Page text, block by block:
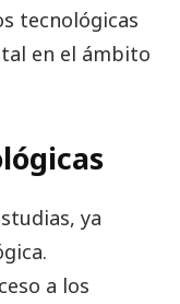
tecnológicas
en el ámbito
ya
a los